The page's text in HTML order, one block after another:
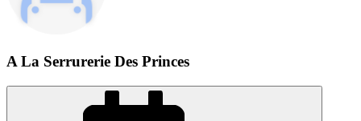
A La Serrurerie Des Princes